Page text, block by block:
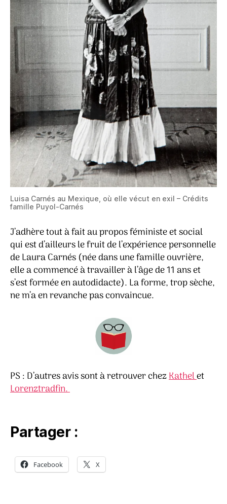
Luisa Carnés au Mexique, où elle vécut en exil – Crédits
famille Puyol-Carnés
J’adhère tout à fait au propos féministe et social
qui est d’ailleurs le fruit de l’expérience personnelle
de Laura Carnés (née dans une famille ouvrière,
elle a commencé à travailler à l’âge de 11 ans et
s’est formée en autodidacte). La forme, trop sèche,
ne m’a en revanche pas convaincue.
PS : D’autres avis sont à retrouver chezKathelet
Lorenztradfin.
Partager :
Facebook X